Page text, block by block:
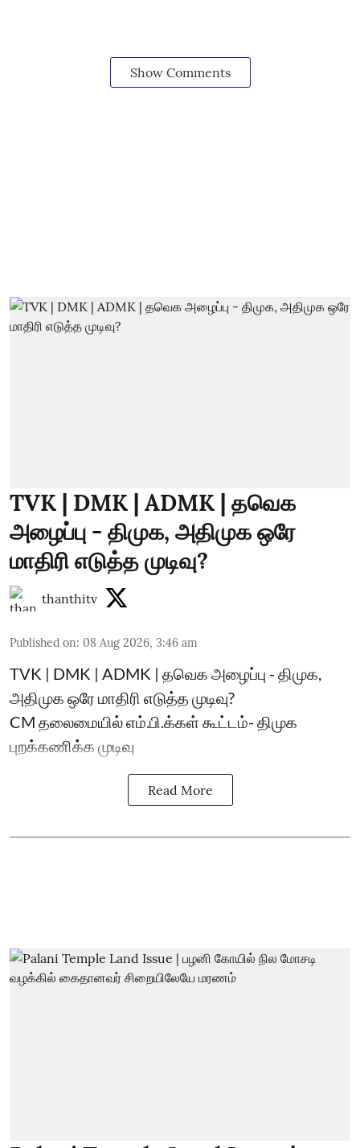
Show Comments
TVK | DMK | ADMK | தவெக
அழைப்பு - திமுக, அதிமுக ஒரே
மாதிரி எடுத்த முடிவு?
thanthitv
Published on: 08 Aug 2026, 3:46 am
TVK | DMK | ADMK | தவெக அழைப்பு - திமுக,
அதிமுக ஒரே மாதிரி எடுத்த முடிவு?
CM தலைமையில் எம்.பி.க்கள் கூட்டம்- திமுக
புறக்கணிக்க முடிவு
Read More